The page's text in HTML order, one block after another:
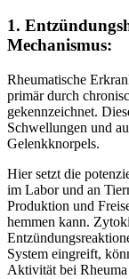
1.
Mechanismus:
Rheumatische
primär durch
gekennzeichnet.
Schwellungen und
Gelenkknorpels.
Hier setzt die
im Labor und an
Produktion und
hemmen kann.
System eingreift,
Aktivität bei